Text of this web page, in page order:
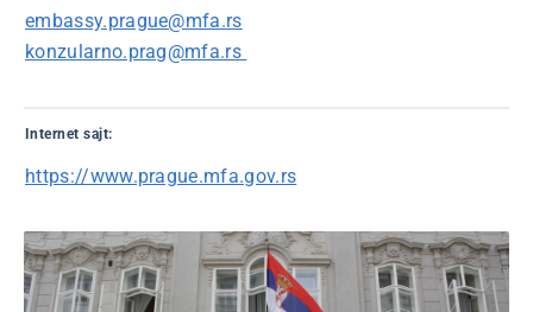
embassy.prague@mfa.rs
konzularno.prag@mfa.rs
Internet sajt:
https://www.prague.mfa.gov.rs